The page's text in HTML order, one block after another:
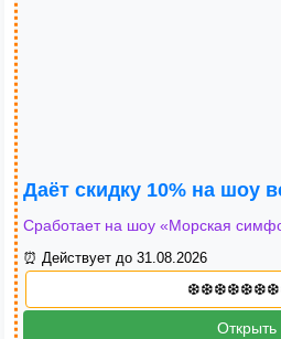
Даёт скидку 10% на шоу
Сработает на шоу «Морская
⏰ Действует до 31.08.2026
Открыть